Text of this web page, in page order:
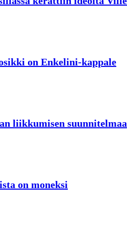
on Enkelini-kappale
liikkumisen suunnitelmaa
on moneksi